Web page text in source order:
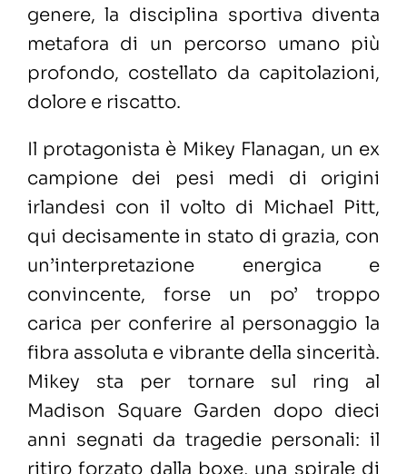
genere, la disciplina sportiva diventa
metafora di un percorso umano più
profondo, costellato da capitolazioni,
dolore e riscatto.
Il protagonista è Mikey Flanagan, un ex
campione dei pesi medi di origini
irlandesi con il volto di Michael Pitt,
qui decisamente in stato di grazia, con
un’interpretazione energica e
convincente, forse un po’ troppo
carica per conferire al personaggio la
fibra assoluta e vibrante della sincerità.
Mikey sta per tornare sul ring al
Madison Square Garden dopo dieci
anni segnati da tragedie personali: il
ritiro forzato dalla boxe, una spirale di